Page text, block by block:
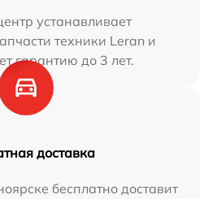
устанавливает
техники Leran и
гарантию до 3 лет.
доставка
бесплатно доставит